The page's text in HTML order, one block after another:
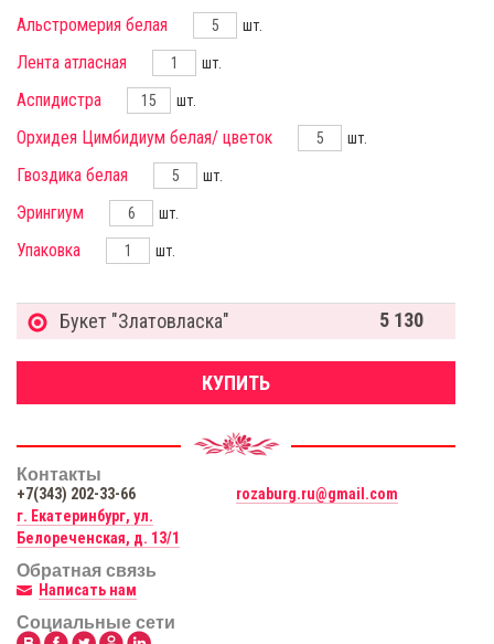
Альстромерия белая шт.
Лента атласная шт.
Аспидистра шт.
Орхидея Цимбидиум белая/ цветок шт.
Гвоздика белая шт.
Эрингиум шт.
Упаковка шт.
Букет "Златовласка" 5 130
КУПИТЬ
Контакты
+7(343) 202-33-66
rozaburg.ru@gmail.com
г. Екатеринбург, ул.
Белореченская, д. 13/1
Обратная связь
Написать нам
Социальные сети